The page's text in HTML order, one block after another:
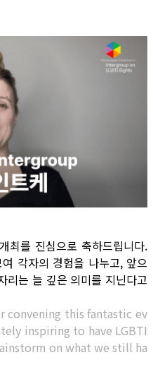
최를 진심으로 축하드립니다.
각자의 경험을 나누고, 앞으
리는 늘 깊은 의미를 지닌다고
this fantastic ev
inspiring to have LGBTI
on what we still ha